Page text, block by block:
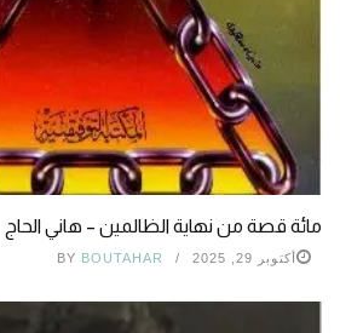
مائة قصة من نهاية الظالمين – هاني الحاج
أكتوبر 29, 2025 BY BOUTAHAR